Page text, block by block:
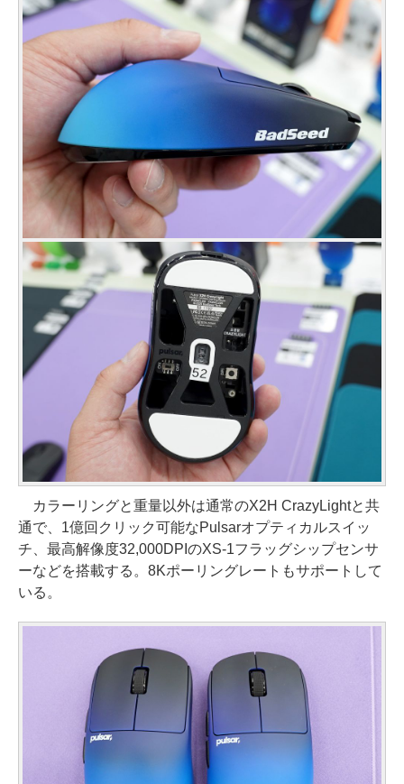
カラーリングと重量以外は通常のX2H CrazyLightと共
通で、1億回クリック可能なPulsarオプティカルスイッ
チ、最高解像度32,000DPIのXS-1フラッグシップセンサ
ーなどを搭載する。8Kポーリングレートもサポートして
いる。